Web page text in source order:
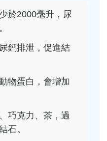
於2000毫升，尿
鈣排泄，促進結
物蛋白，會增加
巧克力、茶，過
石。